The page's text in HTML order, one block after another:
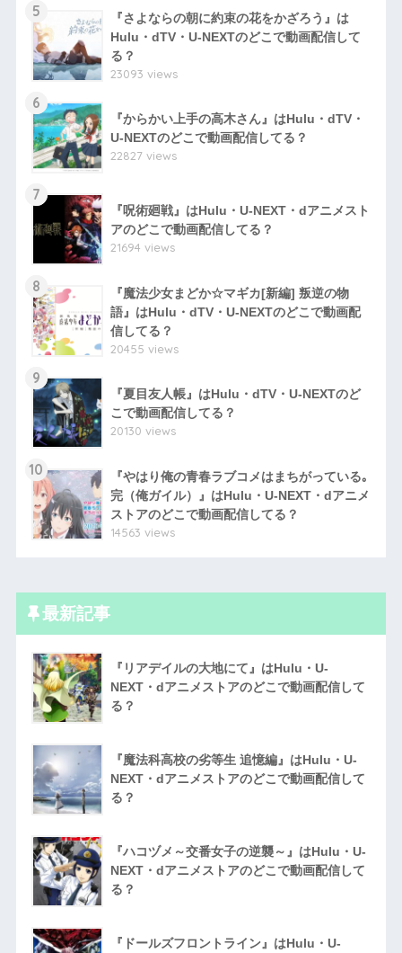
5
『さよならの朝に約束の花をかざろう』は
Hulu・dTV・U-NEXTのどこで動画配信して
る？
23093 views
6
『からかい上手の高木さん』はHulu・dTV・
U-NEXTのどこで動画配信してる？
22827 views
7
『呪術廻戦』はHulu・U-NEXT・dアニメスト
アのどこで動画配信してる？
21694 views
8
『魔法少女まどか☆マギカ[新編] 叛逆の物
語』はHulu・dTV・U-NEXTのどこで動画配
信してる？
20455 views
9
『夏目友人帳』はHulu・dTV・U-NEXTのど
こで動画配信してる？
20130 views
10
『やはり俺の青春ラブコメはまちがっている｡
完（俺ガイル）』はHulu・U-NEXT・dアニメ
ストアのどこで動画配信してる？
14563 views
最新記事
『リアデイルの大地にて』はHulu・U-
NEXT・dアニメストアのどこで動画配信して
る？
『魔法科高校の劣等生 追憶編』はHulu・U-
NEXT・dアニメストアのどこで動画配信して
る？
『ハコヅメ～交番女子の逆襲～』はHulu・U-
NEXT・dアニメストアのどこで動画配信して
る？
『ドールズフロントライン』はHulu・U-